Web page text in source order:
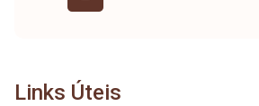
Links Úteis